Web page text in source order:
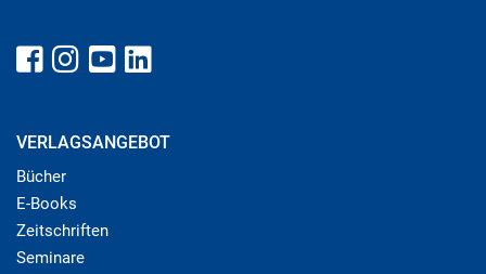
VERLAGSANGEBOT
Bücher
E-Books
Zeitschriften
Seminare